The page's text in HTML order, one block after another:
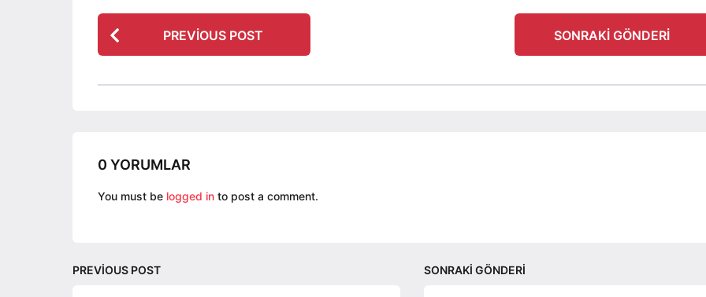
P
o
t
g
i
n
i
PREVIOUS POST SONRAKI GÖNDERI
0 YORUMLAR
You must be logged in to post a comment.
PREVIOUS POST SONRAKI GÖNDERI